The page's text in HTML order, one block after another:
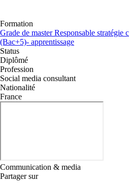
Formation
Grade de master Responsable stratégie
(Bac+5)- apprentissage
Status
Diplômé
Profession
Social media consultant
Nationalité
France
Communication & media
Partager sur